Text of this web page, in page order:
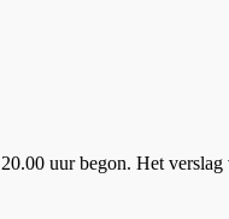
uur begon. Het